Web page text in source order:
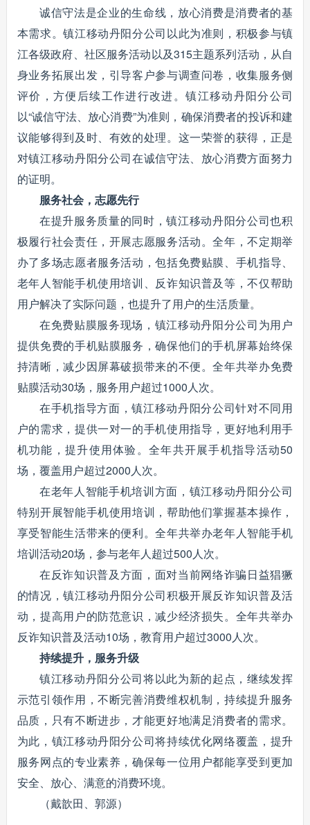
诚信守法是企业的生命线，放心消费是消费者的基
本需求。镇江移动丹阳分公司以此为准则，积极参与镇
江各级政府、社区服务活动以及315主题系列活动，从自
身业务拓展出发，引导客户参与调查问卷，收集服务侧
评价，方便后续工作进行改进。镇江移动丹阳分公司
以“诚信守法、放心消费”为准则，确保消费者的投诉和建
议能够得到及时、有效的处理。这一荣誉的获得，正是
对镇江移动丹阳分公司在诚信守法、放心消费方面努力
的证明。
服务社会，志愿先行
在提升服务质量的同时，镇江移动丹阳分公司也积
极履行社会责任，开展志愿服务活动。全年，不定期举
办了多场志愿者服务活动，包括免费贴膜、手机指导、
老年人智能手机使用培训、反诈知识普及等，不仅帮助
用户解决了实际问题，也提升了用户的生活质量。
在免费贴膜服务现场，镇江移动丹阳分公司为用户
提供免费的手机贴膜服务，确保他们的手机屏幕始终保
持清晰，减少因屏幕破损带来的不便。全年共举办免费
贴膜活动30场，服务用户超过1000人次。
在手机指导方面，镇江移动丹阳分公司针对不同用
户的需求，提供一对一的手机使用指导，更好地利用手
机功能，提升使用体验。全年共开展手机指导活动50
场，覆盖用户超过2000人次。
在老年人智能手机培训方面，镇江移动丹阳分公司
特别开展智能手机使用培训，帮助他们掌握基本操作，
享受智能生活带来的便利。全年共举办老年人智能手机
培训活动20场，参与老年人超过500人次。
在反诈知识普及方面，面对当前网络诈骗日益猖獗
的情况，镇江移动丹阳分公司积极开展反诈知识普及活
动，提高用户的防范意识，减少经济损失。全年共举办
反诈知识普及活动10场，教育用户超过3000人次。
持续提升，服务升级
镇江移动丹阳分公司将以此为新的起点，继续发挥
示范引领作用，不断完善消费维权机制，持续提升服务
品质，只有不断进步，才能更好地满足消费者的需求。
为此，镇江移动丹阳分公司将持续优化网络覆盖，提升
服务网点的专业素养，确保每一位用户都能享受到更加
安全、放心、满意的消费环境。
（戴歆田、郭源）